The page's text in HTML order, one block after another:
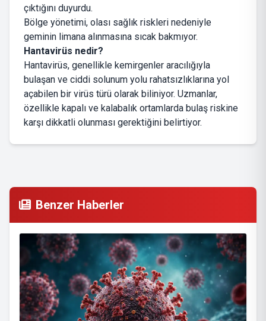
çıktığını duyurdu.
Bölge yönetimi, olası sağlık riskleri nedeniyle
geminin limana alınmasına sıcak bakmıyor.
Hantavirüs nedir?
Hantavirüs, genellikle kemirgenler aracılığıyla
bulaşan ve ciddi solunum yolu rahatsızlıklarına yol
açabilen bir virüs türü olarak biliniyor. Uzmanlar,
özellikle kapalı ve kalabalık ortamlarda bulaş riskine
karşı dikkatli olunması gerektiğini belirtiyor.
Benzer Haberler